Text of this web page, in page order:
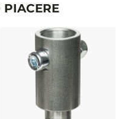
PIACERE